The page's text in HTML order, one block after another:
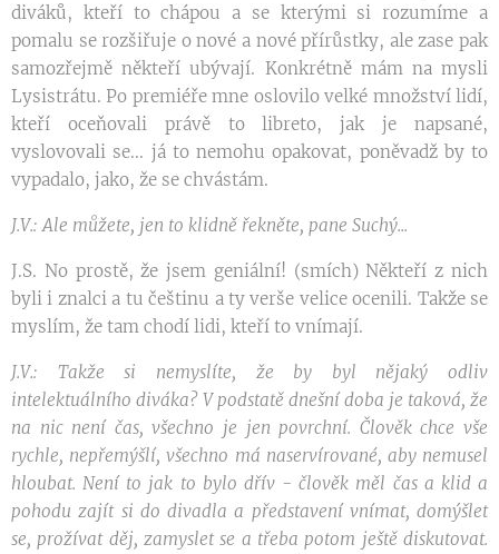
diváků, kteří to chápou a se kterými si rozumíme a
pomalu se rozšiřuje o nové a nové přírůstky, ale zase pak
samozřejmě někteří ubývají. Konkrétně mám na mysli
Lysistrátu. Po premiéře mne oslovilo velké množství lidí,
kteří oceňovali právě to libreto, jak je napsané,
vyslovovali se... já to nemohu opakovat, poněvadž by to
vypadalo, jako, že se chvástám.
J.V.: Ale můžete, jen to klidně řekněte, pane Suchý...
J.S. No prostě, že jsem geniální! (smích) Někteří z nich
byli i znalci a tu češtinu a ty verše velice ocenili. Takže se
myslím, že tam chodí lidi, kteří to vnímají.
J.V.: Takže si nemyslíte, že by byl nějaký odliv
intelektuálního diváka? V podstatě dnešní doba je taková, že
na nic není čas, všechno je jen povrchní. Člověk chce vše
rychle, nepřemýšlí, všechno má naservírované, aby nemusel
hloubat. Není to jak to bylo dřív - člověk měl čas a klid a
pohodu zajít si do divadla a představení vnímat, domýšlet
se, prožívat děj, zamyslet se a třeba potom ještě diskutovat.